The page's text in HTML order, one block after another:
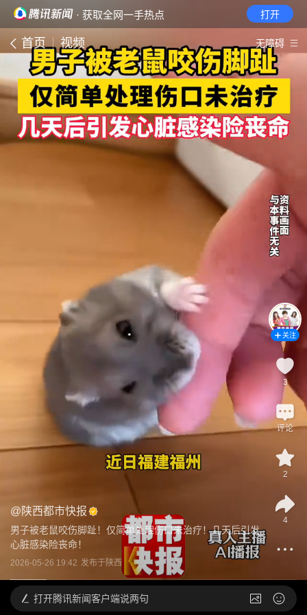
· 获取全网一手热点 打开
首页 视频 无障碍
@陕西都市快报
男子被老鼠咬伤脚趾！仅简单处理伤口未治疗！几天后引发
心脏感染险丧命！
2026-05-26 19:42 发布于陕西
关注
3
评论
2
4
打开腾讯新闻客户端说两句